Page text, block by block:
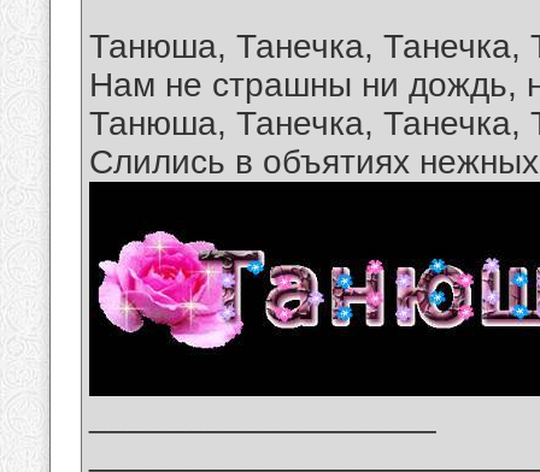
Танюша, Танечка,
Нам не страшны ни дождь,
Танюша, Танечка,
Слились в объятиях